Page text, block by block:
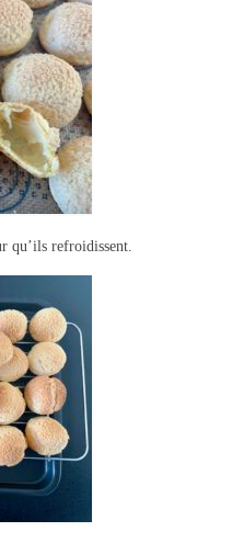
qu’ils refroidissent.